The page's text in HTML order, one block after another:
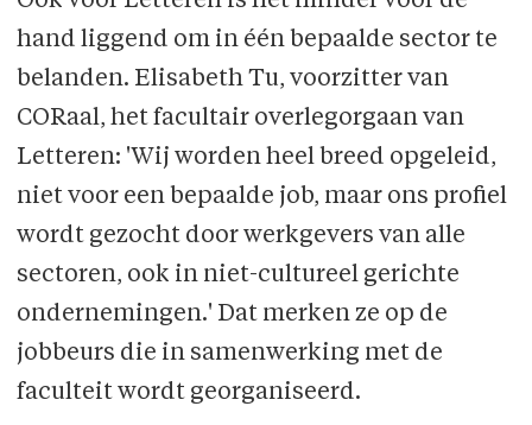
hand liggend om in één bepaalde sector te
belanden. Elisabeth Tu, voorzitter van
CORaal, het facultair overlegorgaan van
Letteren: 'Wij worden heel breed opgeleid,
niet voor een bepaalde job, maar ons profiel
wordt gezocht door werkgevers van alle
sectoren, ook in niet-cultureel gerichte
ondernemingen.' Dat merken ze op de
jobbeurs die in samenwerking met de
faculteit wordt georganiseerd.